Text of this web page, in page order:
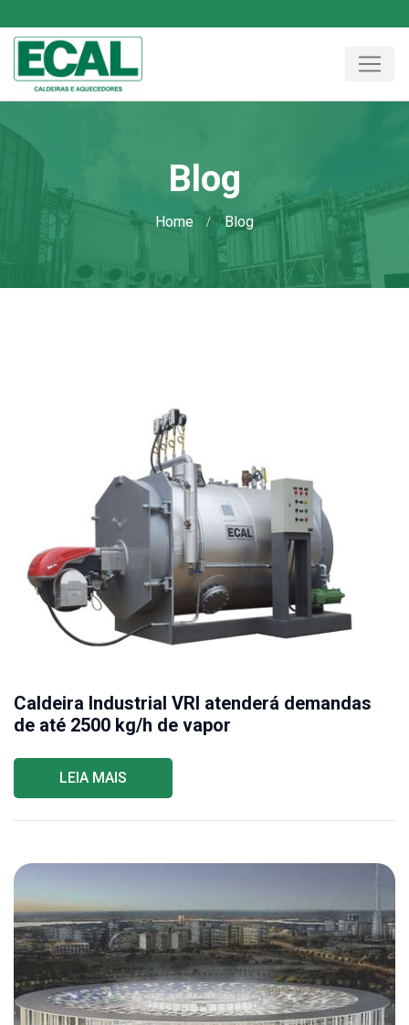
Blog
Home Blog
Caldeira Industrial VRI atenderá demandas
de até 2500 kg/h de vapor
LEIA MAIS